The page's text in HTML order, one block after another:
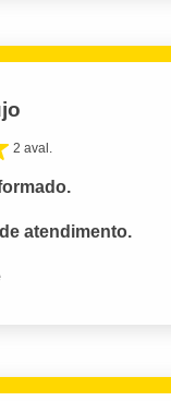
2 aval.
atendimento.